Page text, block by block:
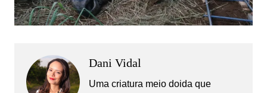
Dani Vidal
Uma criatura meio doida que